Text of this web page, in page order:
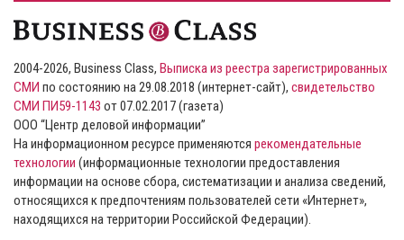
2004-2026, Business Class, Выписка из реестра зарегистрированных
СМИ по состоянию на 29.08.2018 (интернет-сайт), свидетельство
СМИ ПИ59-1143 от 07.02.2017 (газета)
ООО “Центр деловой информации”
На информационном ресурсе применяются рекомендательные
технологии (информационные технологии предоставления
информации на основе сбора, систематизации и анализа сведений,
относящихся к предпочтениям пользователей сети «Интернет»,
находящихся на территории Российской Федерации).